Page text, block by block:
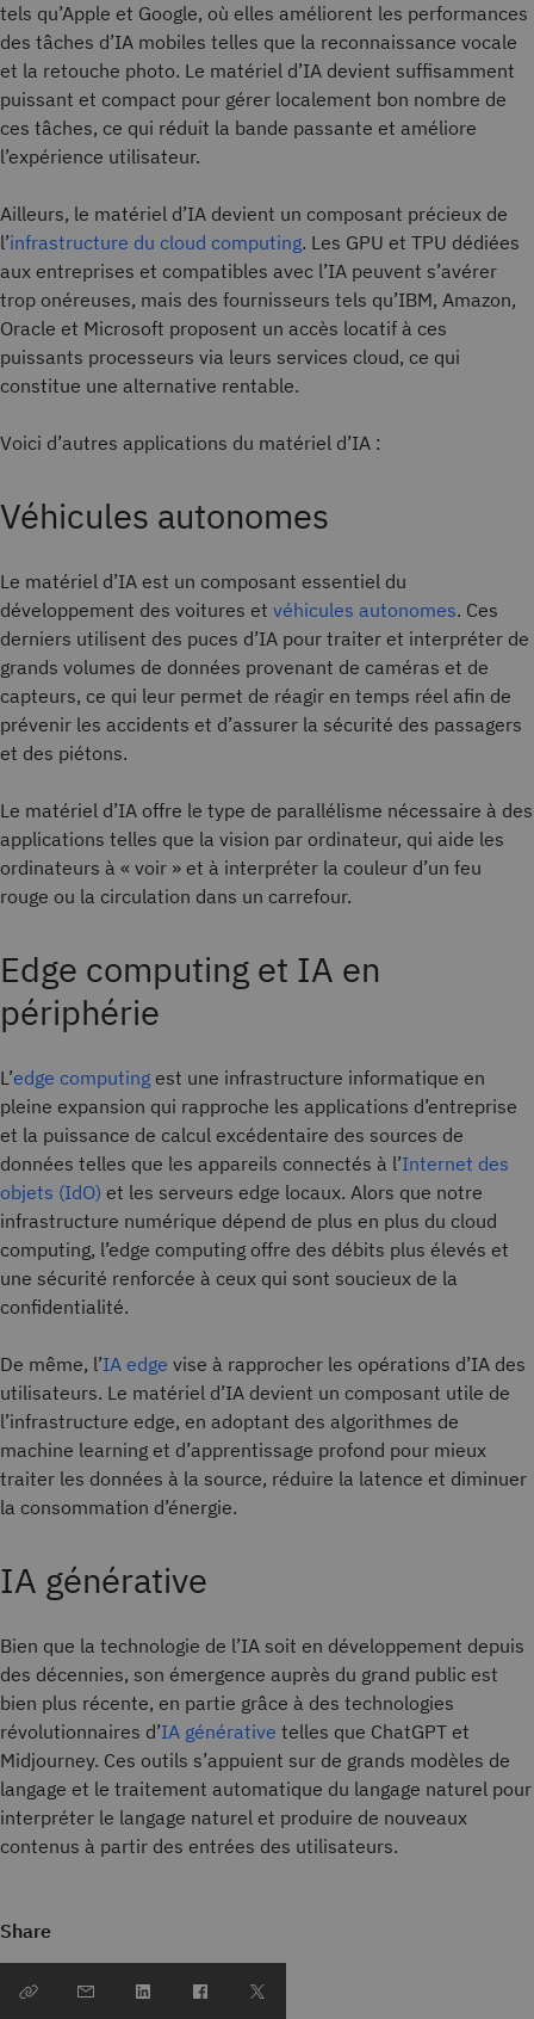
tels qu’Apple et Google, où elles améliorent les performances
des tâches d’IA mobiles telles que la reconnaissance vocale
et la retouche photo. Le matériel d’IA devient suffisamment
puissant et compact pour gérer localement bon nombre de
ces tâches, ce qui réduit la bande passante et améliore
l’expérience utilisateur.
Ailleurs, le matériel d’IA devient un composant précieux de
l’infrastructure du cloud computing. Les GPU et TPU dédiées
aux entreprises et compatibles avec l’IA peuvent s’avérer
trop onéreuses, mais des fournisseurs tels qu’IBM, Amazon,
Oracle et Microsoft proposent un accès locatif à ces
puissants processeurs via leurs services cloud, ce qui
constitue une alternative rentable.
Voici d’autres applications du matériel d’IA :
Véhicules autonomes
Le matériel d’IA est un composant essentiel du
développement des voitures et véhicules autonomes. Ces
derniers utilisent des puces d’IA pour traiter et interpréter de
grands volumes de données provenant de caméras et de
capteurs, ce qui leur permet de réagir en temps réel afin de
prévenir les accidents et d’assurer la sécurité des passagers
et des piétons.
Le matériel d’IA offre le type de parallélisme nécessaire à des
applications telles que la vision par ordinateur, qui aide les
ordinateurs à « voir » et à interpréter la couleur d’un feu
rouge ou la circulation dans un carrefour.
Edge computing et IA en
périphérie
L’edge computing est une infrastructure informatique en
pleine expansion qui rapproche les applications d’entreprise
et la puissance de calcul excédentaire des sources de
données telles que les appareils connectés à l’Internet des
objets (IdO) et les serveurs edge locaux. Alors que notre
infrastructure numérique dépend de plus en plus du cloud
computing, l’edge computing offre des débits plus élevés et
une sécurité renforcée à ceux qui sont soucieux de la
confidentialité.
De même, l’IA edge vise à rapprocher les opérations d’IA des
utilisateurs. Le matériel d’IA devient un composant utile de
l’infrastructure edge, en adoptant des algorithmes de
machine learning et d’apprentissage profond pour mieux
traiter les données à la source, réduire la latence et diminuer
la consommation d’énergie.
IA générative
Bien que la technologie de l’IA soit en développement depuis
des décennies, son émergence auprès du grand public est
bien plus récente, en partie grâce à des technologies
révolutionnaires d’IA générative telles que ChatGPT et
Midjourney. Ces outils s’appuient sur de grands modèles de
langage et le traitement automatique du langage naturel pour
interpréter le langage naturel et produire de nouveaux
contenus à partir des entrées des utilisateurs.
Share